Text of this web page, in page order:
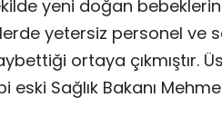
yeni doğan
yetersiz personel ve
ortaya çıkmıştır.
Sağlık Bakanı